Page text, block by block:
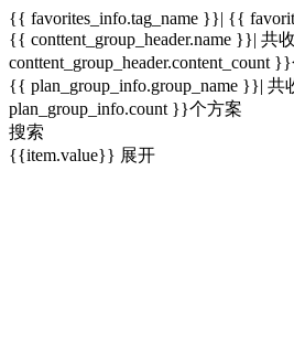
{{ favorites_info.tag_name }}| {{
{{ conttent_group_header.name }}| 共
conttent_group_header.content_count
{{ plan_group_info.group_name }}|
plan_group_info.count }}个方案
搜索
{{item.value}} 展开